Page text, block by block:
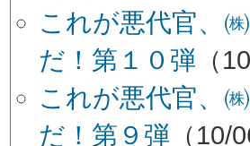
これが悪代官、
だ！第１０弾 （
これが悪代官、
だ！第９弾 （10/